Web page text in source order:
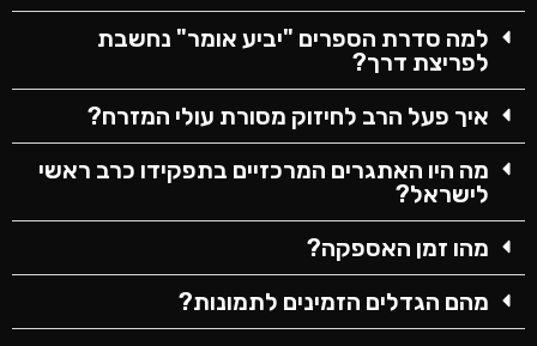
למה סדרת הספרים "יביע אומר" נחשבת
לפריצת דרך?
איך פעל הרב לחיזוק מסורת עולי המזרח?
מה היו האתגרים המרכזיים בתפקידו כרב ראשי
לישראל?
מהו זמן האספקה?
מהם הגדלים הזמינים לתמונות?